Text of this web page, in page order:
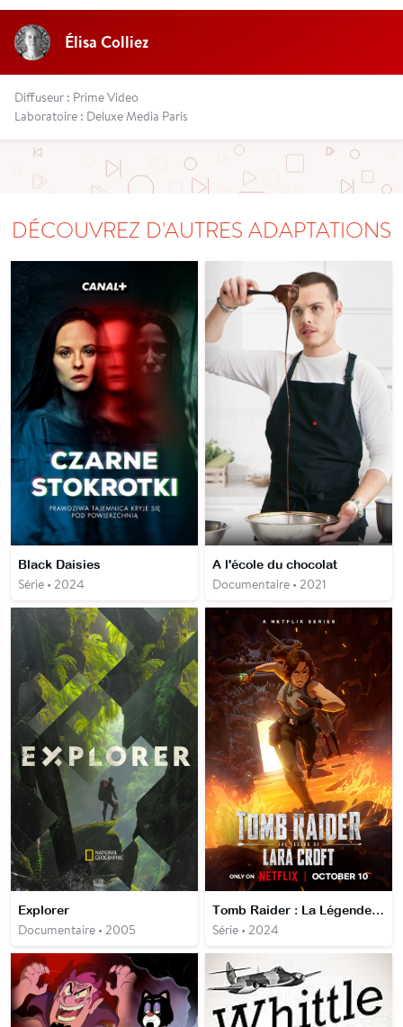
Élisa Colliez
Diffuseur : Prime Video
Laboratoire : Deluxe Media Paris
DÉCOUVREZ D'AUTRES ADAPTATIONS
Black Daisies
Série • 2024
A l'école du chocolat
Documentaire • 2021
Explorer
Documentaire • 2005
Tomb Raider : La Légende de Lara Croft
Série • 2024